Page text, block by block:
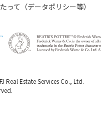
って（データポリシー等）
Real Estate Services Co., Ltd.